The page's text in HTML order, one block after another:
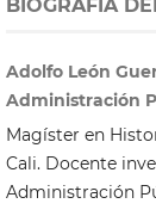
BIOGRAFÍA
Adolfo León
Administración
Magíster en
Cali. Docente
Administración